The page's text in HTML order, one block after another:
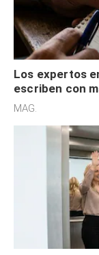
Los expertos
escriben con
acelerado y no
MAG.